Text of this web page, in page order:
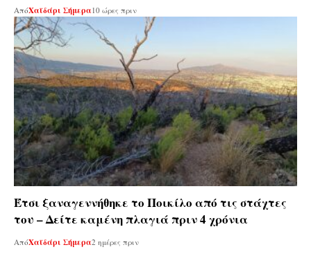
ΑπόΧαϊδάρι Σήμερα10 ώρες πριν
Έτσι ξαναγεννήθηκε το Ποικίλο από τις στάχτες
του – Δείτε καμένη πλαγιά πριν 4 χρόνια
ΑπόΧαϊδάρι Σήμερα2 ημέρες πριν